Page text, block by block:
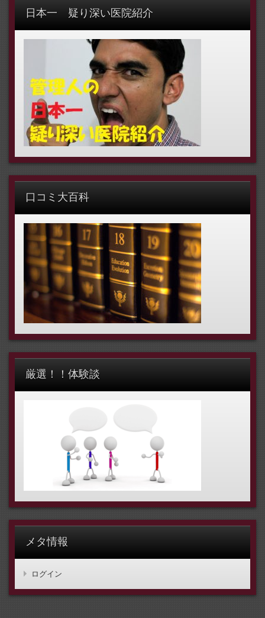
日本一 疑り深い医院紹介
口コミ大百科
厳選！！体験談
メタ情報
ログイン